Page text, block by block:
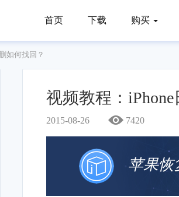
首页 下载 购买
如何找回？
视频教程：
2015-08-26 7420
苹果